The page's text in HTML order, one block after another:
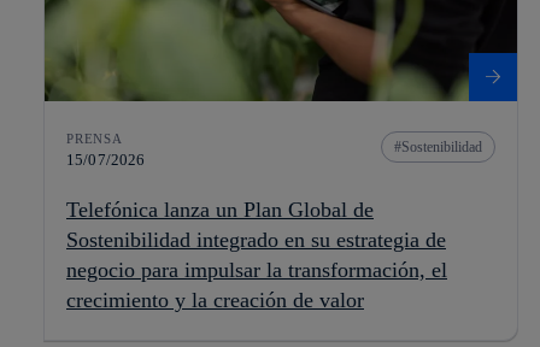
PRENSA
15/07/2026
Sostenibilidad
Telefónica lanza un Plan Global de
Sostenibilidad integrado en su estrategia de
negocio para impulsar la transformación, el
crecimiento y la creación de valor